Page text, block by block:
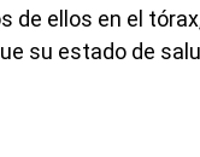
de ellos en el
su estado de